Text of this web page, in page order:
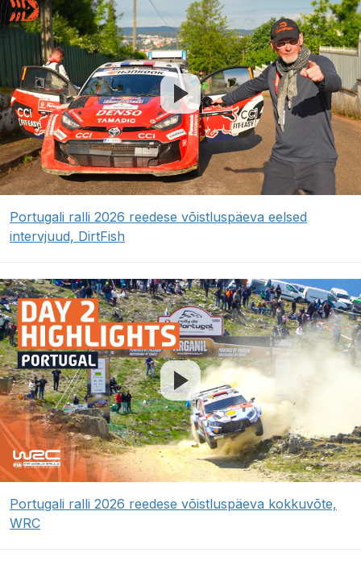
Portugali ralli 2026 reedese võistluspäeva eelsed
intervjuud, DirtFish
Portugali ralli 2026 reedese võistluspäeva kokkuvõte,
WRC